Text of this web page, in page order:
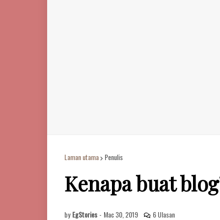
Laman utama Penulis
Kenapa buat
by EgStories - Mac 30, 2019 6 Ulasan